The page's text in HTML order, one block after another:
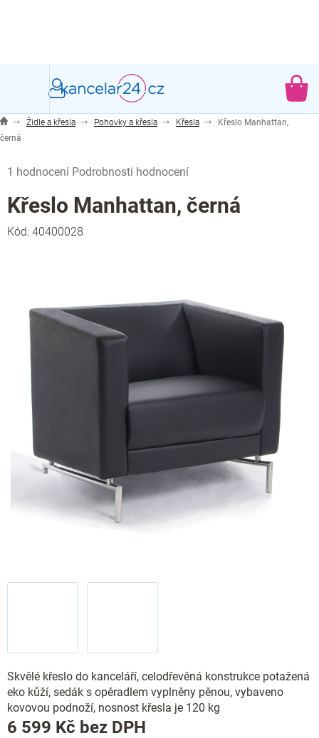
Židle a křesla Pohovky a křesla Křesla
Křeslo Manhattan,
černá
hodnocení
produktu
je
5,0
1 hodnocení Podrobnosti hodnocení
Křeslo Manhattan, černá
Kód: 40400028
Skvělé křeslo do kanceláří, celodřevěná konstrukce potažená
eko kůží, sedák s opěradlem vyplněny pěnou, vybaveno
kovovou podnoží, nosnost křesla je 120 kg
6 599 Kč bez DPH